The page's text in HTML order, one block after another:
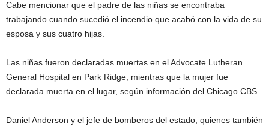
Cabe mencionar que el padre de las niñas se encontraba
trabajando cuando sucedió el incendio que acabó con la vida de su
esposa y sus cuatro hijas.
Las niñas fueron declaradas muertas en el Advocate Lutheran
General Hospital en Park Ridge, mientras que la mujer fue
declarada muerta en el lugar, según información del Chicago CBS.
Daniel Anderson y el jefe de bomberos del estado, quienes también